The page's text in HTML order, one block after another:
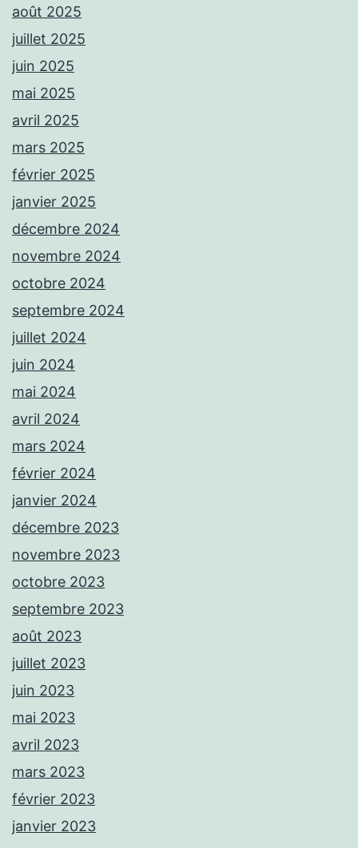
août 2025
juillet 2025
juin 2025
mai 2025
avril 2025
mars 2025
février 2025
janvier 2025
décembre 2024
novembre 2024
octobre 2024
septembre 2024
juillet 2024
juin 2024
mai 2024
avril 2024
mars 2024
février 2024
janvier 2024
décembre 2023
novembre 2023
octobre 2023
septembre 2023
août 2023
juillet 2023
juin 2023
mai 2023
avril 2023
mars 2023
février 2023
janvier 2023